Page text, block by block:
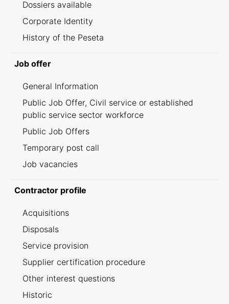
Dossiers available
Corporate Identity
History of the Peseta
Job offer
General Information
Public Job Offer, Civil service or established
public service sector workforce
Public Job Offers
Temporary post call
Job vacancies
Contractor profile
Acquisitions
Disposals
Service provision
Supplier certification procedure
Other interest questions
Historic